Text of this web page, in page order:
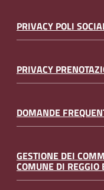
PRIVACY POLI
PRIVACY
DOMANDE
GESTIONE DEI
COMUNE DI